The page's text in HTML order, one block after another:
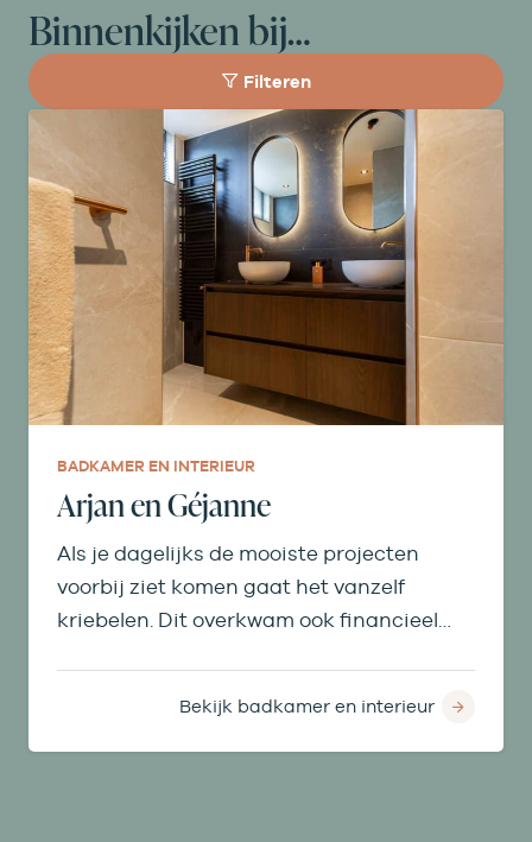
Binnenkijken bij…
Filteren
BADKAMER EN INTERIEUR
Arjan en Géjanne
Als je dagelijks de mooiste projecten
voorbij ziet komen gaat het vanzelf
kriebelen. Dit overkwam ook financieel
alleen voor een nieuwe badkamer, maar
lieten ook de slaapkamer, bijkeuken en
Bekijk badkamer en interieur